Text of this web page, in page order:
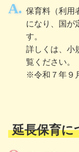
保育料（利用
になり、国が
す。
詳しくは、小
覧ください。
※令和７年９
延長保育に